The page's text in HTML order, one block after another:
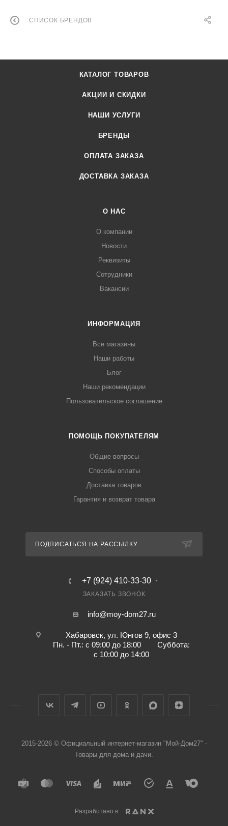
СПИСОК БРЕНДОВ
КАТАЛОГ ТОВАРОВ
АКЦИИ И СКИДКИ
НАШИ УСЛУГИ
БРЕНДЫ
ОПЛАТА ЗАКАЗА
ДОСТАВКА ЗАКАЗА
О НАС
О компании
Новости
Реквизиты
Сотрудники
Вакансии
ИНФОРМАЦИЯ
Все магазины
Наши работы
Блог
Наши рекомендации
Пользовательское соглашение
ПОМОЩЬ ПОКУПАТЕЛЯМ
Общие вопросы
Способы оплаты
Доставка товаров
Гарантия и возврат товара
ПОДПИСАТЬСЯ НА РАССЫЛКУ
+7 (924) 410-33-30
ЗАКАЗАТЬ ЗВОНОК
info@moy-dom27.ru
Хабаровск, ул. Юнгов 9, офис 3
Пн. - Пт.: с 09:00 до 18:00 Суббота:
с 10:00 до 14:00
2015-2026 © Официальный интернет-магазин "Мой-Дом27" -
Товары для дома и дачи.
Разработано в